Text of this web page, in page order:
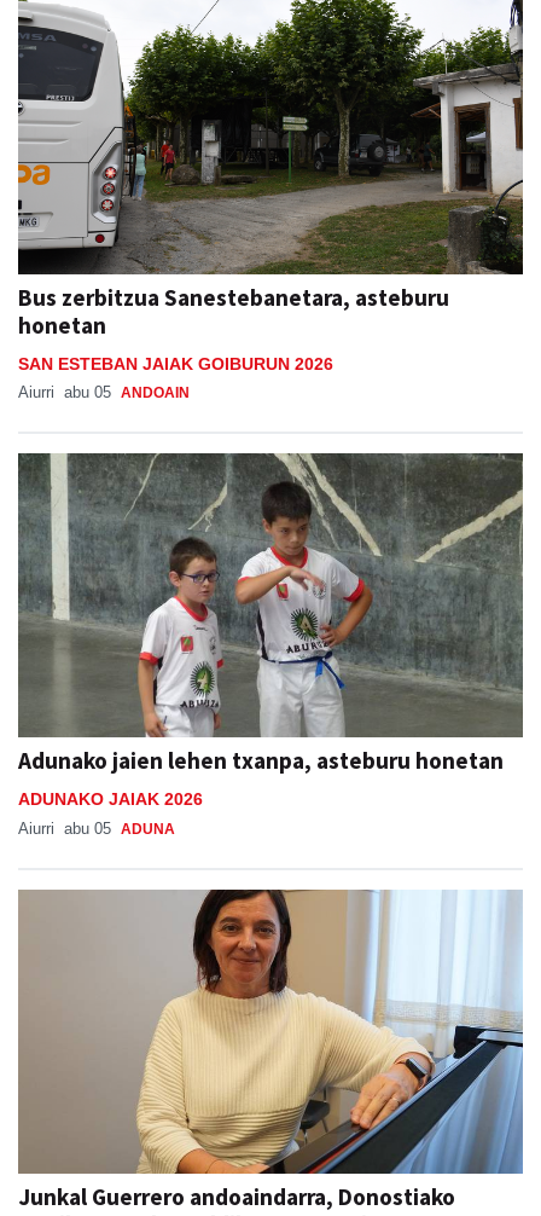
Bus zerbitzua Sanestebanetara, asteburu
honetan
SAN ESTEBAN JAIAK GOIBURUN 2026
Aiurri abu 05 ANDOAIN
Adunako jaien lehen txanpa, asteburu honetan
ADUNAKO JAIAK 2026
Aiurri abu 05 ADUNA
Junkal Guerrero andoaindarra, Donostiako